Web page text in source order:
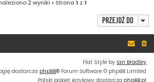
2 wyniki • Strona 1 z 1
Przejdź do
Flat Style by Ian Bradley
dostarcza phpBB® Forum Software © phpBB Limited
Polski pakiet językowy dostarcza phpBB.pl